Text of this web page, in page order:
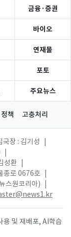
금융·증권
바이오
연재물
포토
주요뉴스
책 고충처리
국장 : 김기성
성환
종로 0676호
스원코리아)
및 재배포, AI학습